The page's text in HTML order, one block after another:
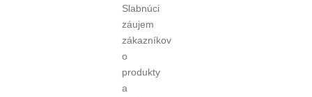
Slabnúci
záujem
zákazníkov
o
produkty
a